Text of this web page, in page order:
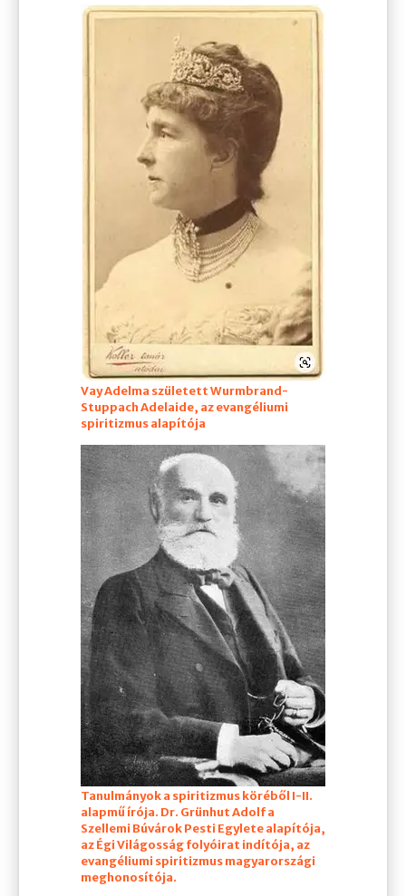
Vay Adelma született Wurmbrand-
Stuppach Adelaide, az evangéliumi
spiritizmus alapítója
Tanulmányok a spiritizmus köréből I-II.
alapmű írója. Dr. Grünhut Adolf a
Szellemi Búvárok Pesti Egylete alapítója,
az Égi Világosság folyóirat indítója, az
evangéliumi spiritizmus magyarországi
meghonosítója.